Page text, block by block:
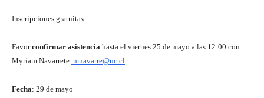
Inscripciones gratuitas.
Favorconfirmar asistencia hasta el viernes 25 de mayo a las 12:00 con
Myriam Navarrete mnavarre@uc.cl
Fecha: 29 de mayo